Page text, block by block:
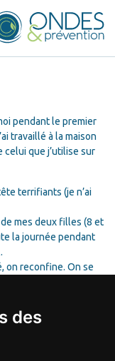
des
pendant le premier
travaillé à la maison
celui que j’utilise sur
terrifiants (je n’ai
mes deux filles (8 et
la journée pendant
on reconfine. On se
jour, maux de tête
et moi.
êtes intervenu chez
électriques et